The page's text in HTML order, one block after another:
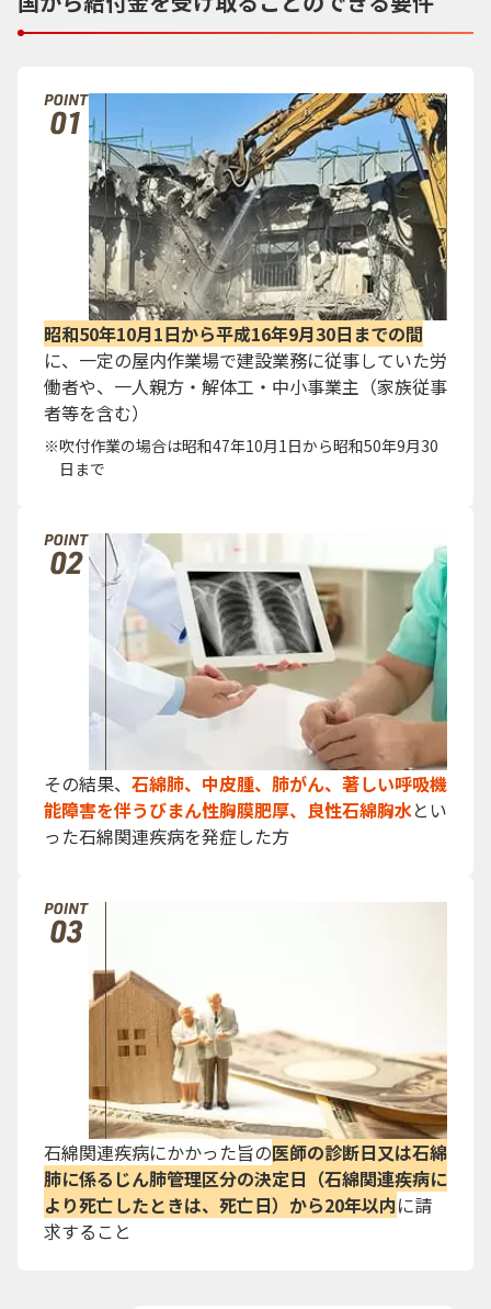
昭和50年10月1日から平成16年9月30日までの間
に、一定の屋内作業場で建設業務に従事していた労
働者や、一人親方・解体工・中小事業主（家族従事
者等を含む）
吹付作業の場合は昭和47年10月1日から昭和50年9月30
日まで
その結果、 石綿肺、中皮腫、肺がん、著しい呼吸機
能障害を伴うびまん性胸膜肥厚、良性石綿胸水とい
った石綿関連疾病を発症した方
石綿関連疾病にかかった旨の医師の診断日又は石綿
肺に係るじん肺管理区分の決定日（石綿関連疾病に
より死亡したときは、死亡日）から20年以内に請
求すること